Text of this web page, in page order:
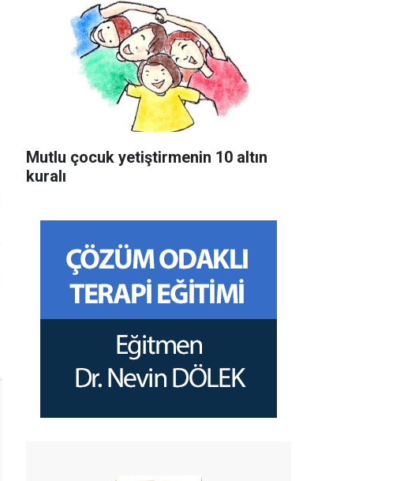
Mutlu çocuk yetiştirmenin 10 altın
kuralı